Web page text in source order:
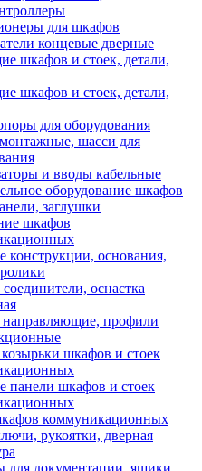
для шкафов
концевые дверные
шкафов и стоек, детали,
шкафов и стоек, детали,
для оборудования
шасси для
и вводы кабельные
оборудование шкафов
заглушки
шкафов
конструкции, основания,
оснастка
профили
шкафов и стоек
панели шкафов и стоек
коммуникационных
рукоятки, дверная
для документации, ящики